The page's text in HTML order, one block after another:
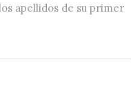
apellidos de su primer